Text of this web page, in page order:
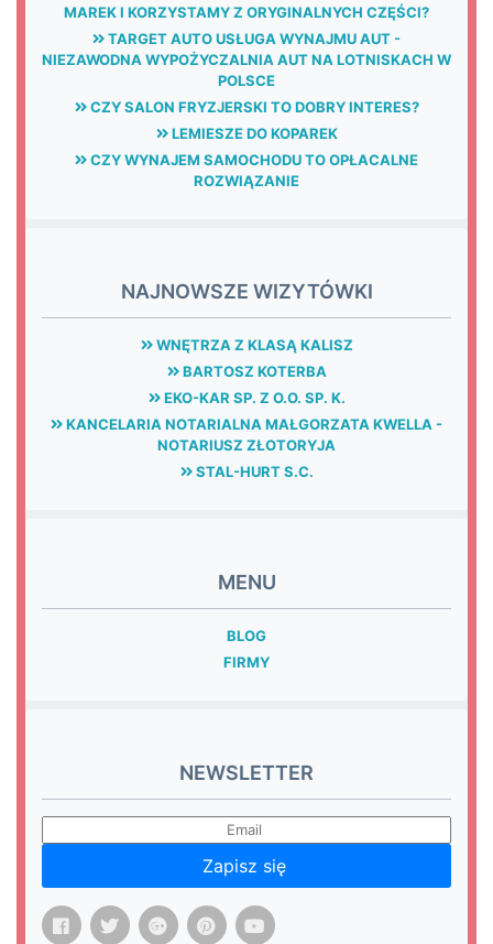
MAREK I KORZYSTAMY Z ORYGINALNYCH CZĘŚCI?
TARGET AUTO USŁUGA WYNAJMU AUT -
NIEZAWODNA WYPOŻYCZALNIA AUT NA LOTNISKACH W
POLSCE
CZY SALON FRYZJERSKI TO DOBRY INTERES?
LEMIESZE DO KOPAREK
CZY WYNAJEM SAMOCHODU TO OPŁACALNE
ROZWIĄZANIE
NAJNOWSZE WIZYTÓWKI
WNĘTRZA Z KLASĄ KALISZ
BARTOSZ KOTERBA
EKO-KAR SP. Z O.O. SP. K.
KANCELARIA NOTARIALNA MAŁGORZATA KWELLA -
NOTARIUSZ ZŁOTORYJA
STAL-HURT S.C.
MENU
BLOG
FIRMY
NEWSLETTER
Zapisz się